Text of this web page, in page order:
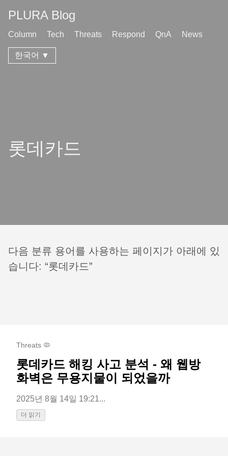
PLURA Blog
Column Tech Threats Respond QnA News
한국어 ▼
롯데카드
다음 분류 용어를 사용하는 페이지가 아래에 있
습니다: “롯데카드”
Threats 🦠
롯데카드 해킹 사고 분석 - 왜 웹방
화벽은 무용지물이 되었을까
2025년 8월 14일 19:21...
더 읽기